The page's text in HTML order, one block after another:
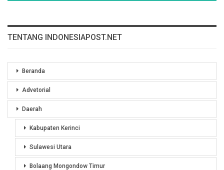
TENTANG INDONESIAPOST.NET
Beranda
Advetorial
Daerah
Kabupaten Kerinci
Sulawesi Utara
Bolaang Mongondow Timur